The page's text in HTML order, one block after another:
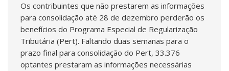
Os contribuintes que não prestarem as informações
para consolidação até 28 de dezembro perderão os
benefícios do Programa Especial de Regularização
Tributária (Pert). Faltando duas semanas para o
prazo final para consolidação do Pert, 33.376
optantes prestaram as informações necessárias